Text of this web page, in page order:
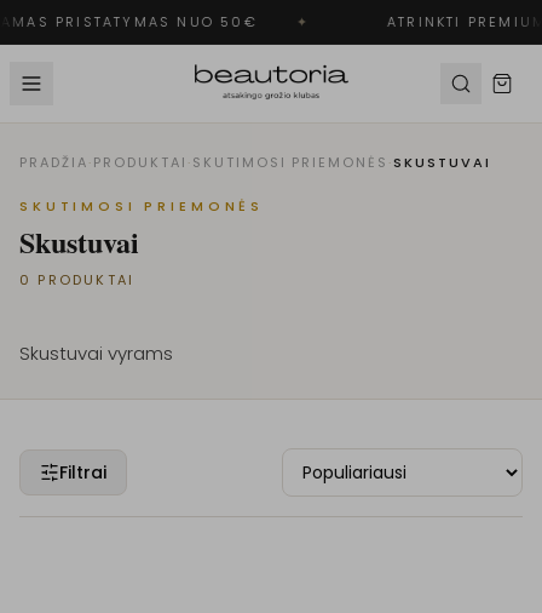
PRISTATYMAS NUO 50€ ✦ ATRINKTI
PRADŽIA·PRODUKTAI ·SKUTIMOSI PRIEMONĖS ·SKUSTUVAI
SKUTIMOSI PRIEMONĖS
Skustuvai
0 PRODUKTAI
Skustuvai vyrams
Filtrai